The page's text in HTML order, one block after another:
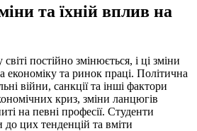
та їхній вплив на
постійно змінюється, і ці зміни
та ринок праці. Політична
війни, санкції та інші фактори
криз, зміни ланцюгів
на певні професії. Студенти
цих тенденцій та вміти